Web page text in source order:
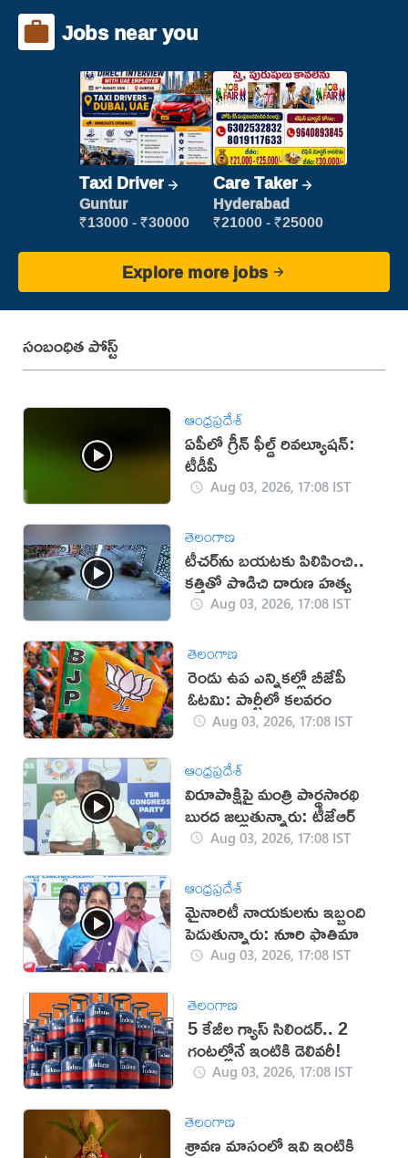
Jobs near you
Taxi Driver
Guntur
₹13000 - ₹30000
Care Taker
Hyderabad
₹21000 - ₹25000
Explore more jobs
సంబంధిత పోస్ట్
ఆంధ్రప్రదేశ్
ఏపీలో గ్రీన్ ఫీల్డ్ రివల్యూషన్:
టీడీపీ
Aug 03, 2026, 17:08 IST
తెలంగాణ
టీచర్‌ను బయటకు పిలిపించి..
కత్తితో పొడిచి దారుణ హత్య
Aug 03, 2026, 17:08 IST
తెలంగాణ
రెండు ఉప ఎన్నికల్లో బీజేపీ
ఓటమి: పార్టీలో కలవరం
Aug 03, 2026, 17:08 IST
ఆంధ్రప్రదేశ్
విరూపాక్షిపై మంత్రి పార్థసారథి
బురద జల్లుతున్నారు: టీజేఆర్
Aug 03, 2026, 17:08 IST
ఆంధ్రప్రదేశ్
మైనారిటీ నాయకులను ఇబ్బంది
పెడుతున్నారు: నూరి ఫాతిమా
Aug 03, 2026, 17:08 IST
తెలంగాణ
5 కేజీల గ్యాస్ సిలిండర్.. 2
గంటల్లోనే ఇంటికి డెలివరీ!
Aug 03, 2026, 17:08 IST
తెలంగాణ
శ్రావణ మాసంలో ఇవి ఇంటికి